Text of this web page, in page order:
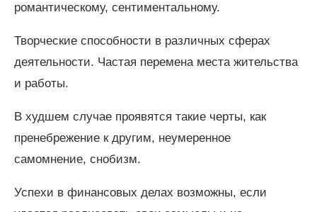
романтическому, сентиментальному.
Творческие способности в различных сферах
деятельности. Частая перемена места жительства
и работы.
В худшем случае проявятся такие черты, как
пренебрежение к другим, неумеренное
самомнение, снобизм.
Успехи в финансовых делах возможны, если